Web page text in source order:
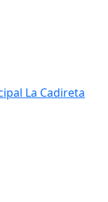
La Cadireta